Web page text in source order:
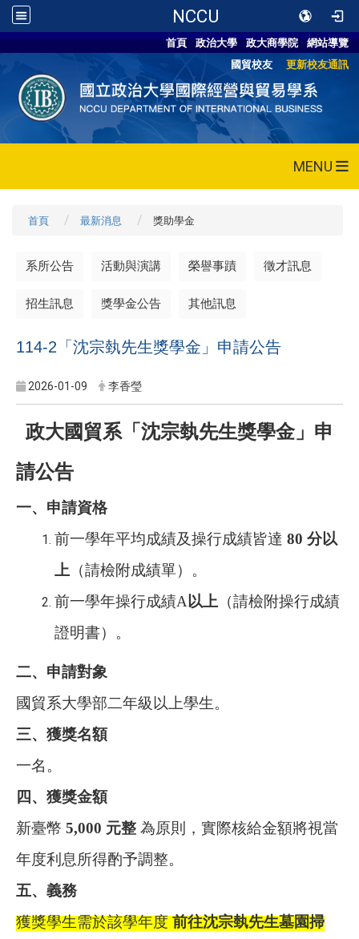
NCCU
首頁 政治大學 政大商學院
網站導覽
國貿校友
更新校友通訊
MENU
首頁 最新消息 獎助學金
系所公告 活動與演講 榮譽事蹟 徵才訊息
招生訊息 獎學金公告 其他訊息
114-2「沈宗埶先生獎學金」申請公告
2026-01-09 李香瑩
政大國貿系「沈宗埶先生獎學金」申
請公告
一、申請資格
前一學年平均成績及操行成績皆達 80 分以
上 （請檢附成績單）。
前一學年操行成績A 以上 （請檢附操行成績
證明書）。
二、申請對象
國貿系大學部二年級以上學生。
三、獲獎名額
一名。
四、獲獎金額
新臺幣 5,000 元整 為原則，實際核給金額將視當
年度利息所得酌予調整。
五、義務
獲獎學生需於該學年度 前往沈宗埶先生墓園掃